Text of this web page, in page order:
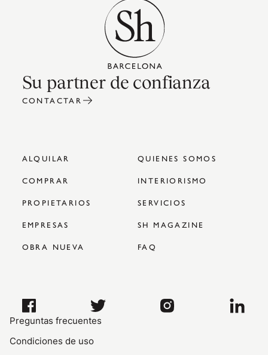
Su partner de confianza
CONTACTAR
ALQUILAR
QUIENES SOMOS
COMPRAR
INTERIORISMO
PROPIETARIOS
SERVICIOS
EMPRESAS
SH MAGAZINE
OBRA NUEVA
FAQ
Preguntas frecuentes
Condiciones de uso